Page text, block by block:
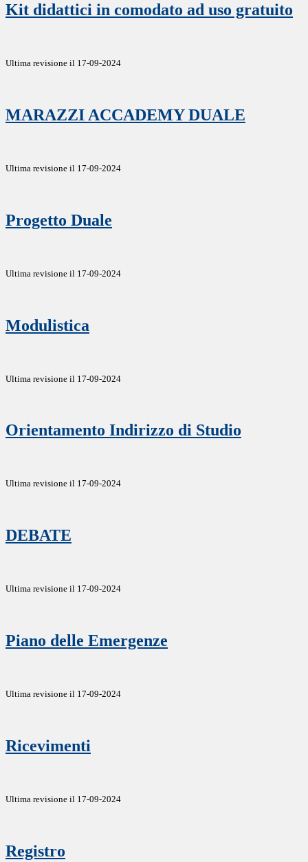
Kit didattici in comodato ad uso gratuito
Ultima revisione il 17-09-2024
MARAZZI ACCADEMY DUALE
Ultima revisione il 17-09-2024
Progetto Duale
Ultima revisione il 17-09-2024
Modulistica
Ultima revisione il 17-09-2024
Orientamento Indirizzo di Studio
Ultima revisione il 17-09-2024
DEBATE
Ultima revisione il 17-09-2024
Piano delle Emergenze
Ultima revisione il 17-09-2024
Ricevimenti
Ultima revisione il 17-09-2024
Registro